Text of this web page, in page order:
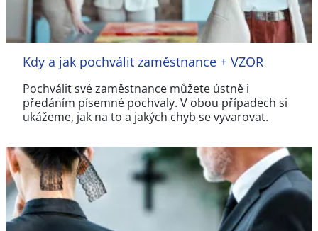
Kdy a jak pochválit zaměstnance + VZOR
Pochválit své zaměstnance můžete ústně i
předáním písemné pochvaly. V obou případech si
ukážeme, jak na to a jakých chyb se vyvarovat.